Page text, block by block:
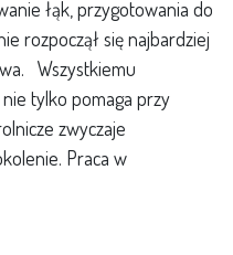
łąk, przygotowania do
rozpoczął się najbardziej
Wszystkiemu
tylko pomaga przy
zwyczaje
Praca w